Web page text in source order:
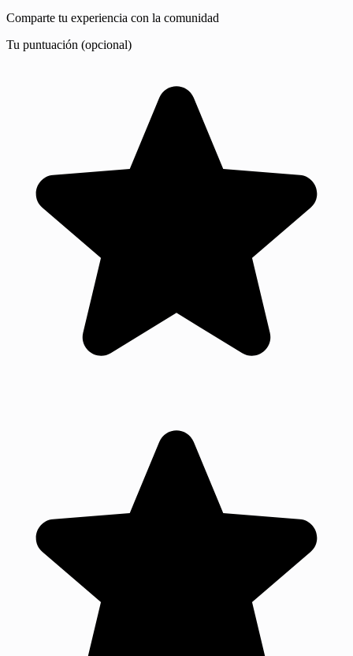
Comparte tu experiencia con la comunidad
Tu puntuación (opcional)